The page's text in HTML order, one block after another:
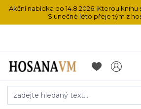
Akční nabídka do 14.8.2026. Kterou
Slunečné léto přeje tým z